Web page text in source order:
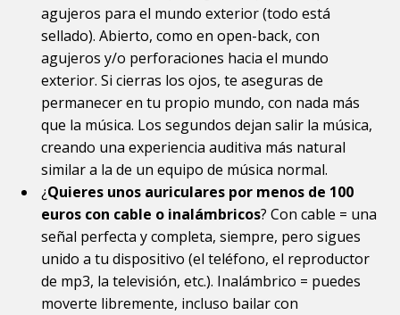
agujeros para el mundo exterior (todo está
sellado). Abierto, como en open-back, con
agujeros y/o perforaciones hacia el mundo
exterior. Si cierras los ojos, te aseguras de
permanecer en tu propio mundo, con nada más
que la música. Los segundos dejan salir la música,
creando una experiencia auditiva más natural
similar a la de un equipo de música normal.
¿Quieres unos auriculares por menos de 100
euros con cable o inalámbricos? Con cable = una
señal perfecta y completa, siempre, pero sigues
unido a tu dispositivo (el teléfono, el reproductor
de mp3, la televisión, etc.). Inalámbrico = puedes
moverte libremente, incluso bailar con